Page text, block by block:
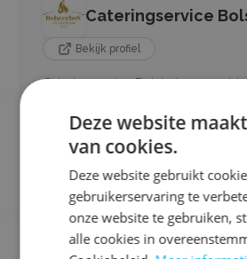
Cateringservice
Bekijk profiel
Cateringservice Bolsterbos
producten en een warme aanpak
ongedwongen sfeer op jouw
wie kwaliteit en gezelligheid wil
Ons aanbod:
Vis 🍢Tapas 🥩Vlees 🌭
Kip 🥬Vegetarisch +1meer
Deze website
van cookies.
Deze website gebruikt
gebruikerservaring te
onze website te gebruiken,
alle cookies in